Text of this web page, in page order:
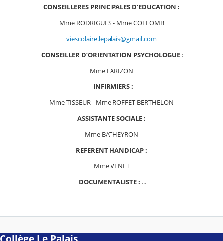
CONSEILLERES PRINCIPALES D’EDUCATION :
Mme RODRIGUES - Mme COLLOMB
viescolaire.lepalais@gmail.com
CONSEILLER D’ORIENTATION PSYCHOLOGUE :
Mme FARIZON
INFIRMIERS :
Mme TISSEUR - Mme ROFFET-BERTHELON
ASSISTANTE SOCIALE :
Mme BATHEYRON
REFERENT HANDICAP :
Mme VENET
DOCUMENTALISTE : ...
Collège Le Palais